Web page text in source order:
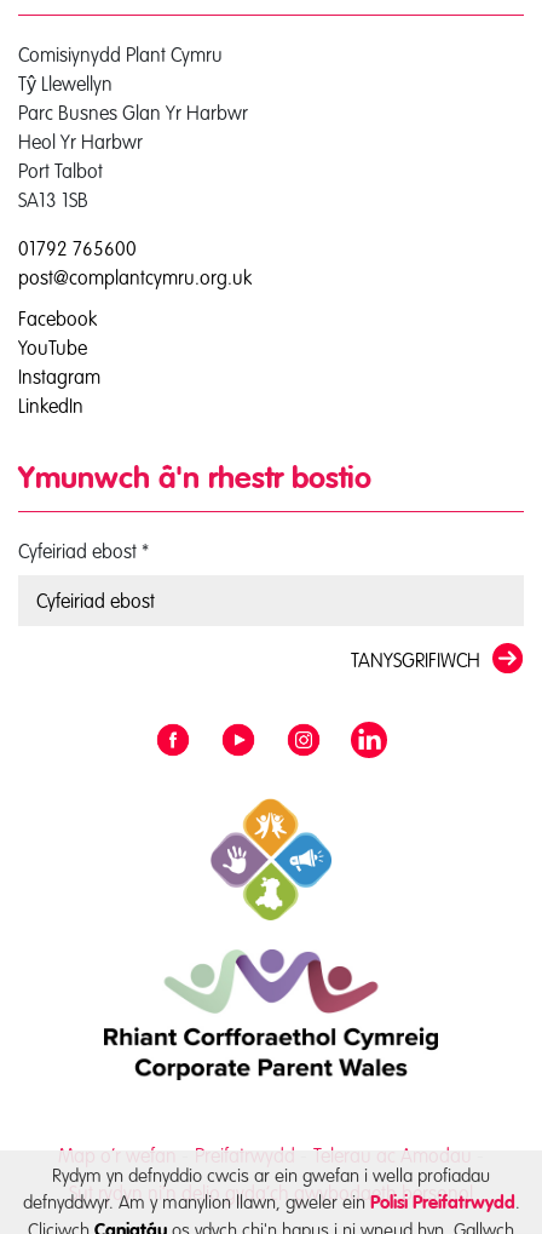
Comisiynydd Plant Cymru
Tŷ Llewellyn
Parc Busnes Glan Yr Harbwr
Heol Yr Harbwr
Port Talbot
SA13 1SB
01792 765600
post@complantcymru.org.uk
Facebook
YouTube
Instagram
LinkedIn
Ymunwch â'n rhestr bostio
Cyfeiriad ebost *
TANYSGRIFIWCH
Map o’r wefan Preifatrwydd
Telerau ac Amodau
Sut rydyn ni’n delio gyda’ch gwybodaeth bersonol
Rydym yn defnyddio cwcis ar ein gwefan i wella profiadau
defnyddwyr. Am y manylion llawn, gweler ein Polisi Preifatrwydd.
Cliciwch
os ydych chi'n hapus i ni wneud hyn. Gallwch